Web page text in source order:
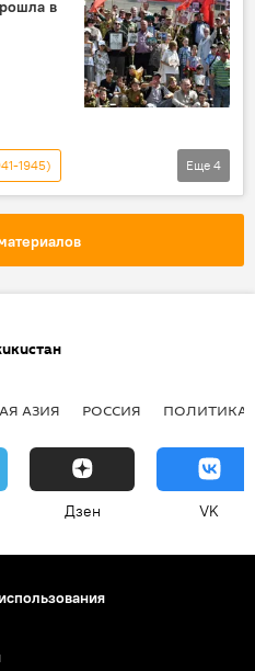
в
1945)
войне
Еще 4
АЗИЯ РОССИЯ ПОЛИТИКА
Дзен VK